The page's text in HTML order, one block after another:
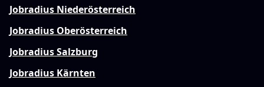
Jobradius Niederösterreich
Jobradius Oberösterreich
Jobradius Salzburg
Jobradius Kärnten